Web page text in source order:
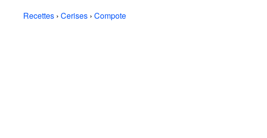
Recettes › Cerises › Compote